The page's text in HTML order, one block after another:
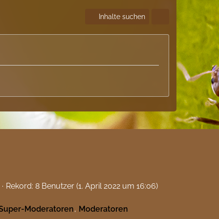
Inhalte suchen
Rekord: 8 Benutzer (1. April 2022 um 16:06)
Moderatoren Moderatoren